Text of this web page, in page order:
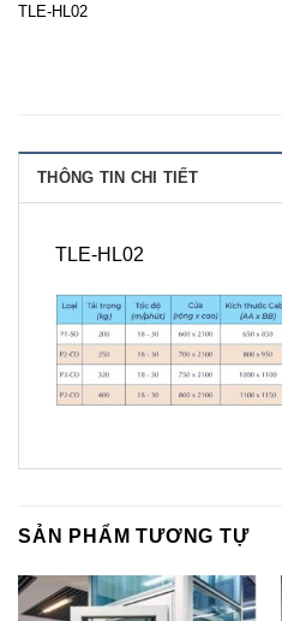
TLE-HL02
THÔNG TIN CHI TIẾT
TLE-HL02
SẢN PHẨM TƯƠNG TỰ